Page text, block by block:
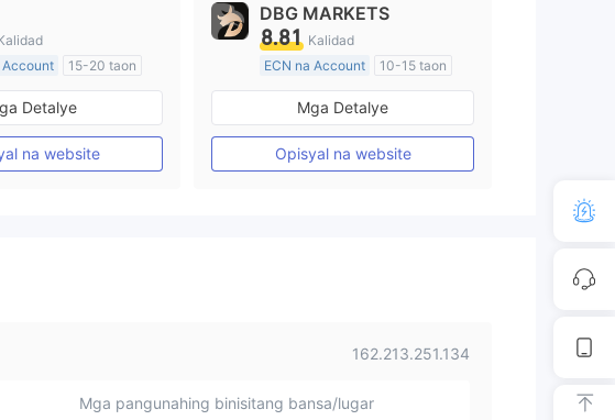
Account
15-20 taon
sa Australia
ng Market (MM)
label na MT4
Detalye
na website
DBG MARKETS
8.81 Kalidad
ECN na Account
10-15 taon
Kinokontrol sa Australia
Paggawa ng Market (MM)
Pangunahing label na MT4
Mga Detalye
Opisyal na website
162.213.251.134
Mga pangunahing binisitang bansa/lugar